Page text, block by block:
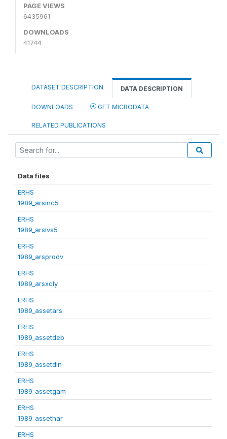
PAGE VIEWS
6435961
DOWNLOADS
41744
DATASET DESCRIPTION DATA DESCRIPTION
DOWNLOADS GET MICRODATA
RELATED PUBLICATIONS
Data files
ERHS
1989_arsinc5
ERHS
1989_arslvs5
ERHS
1989_arsprodv
ERHS
1989_arsxcly
ERHS
1989_assetars
ERHS
1989_assetdeb
ERHS
1989_assetdin
ERHS
1989_assetgam
ERHS
1989_assethar
ERHS